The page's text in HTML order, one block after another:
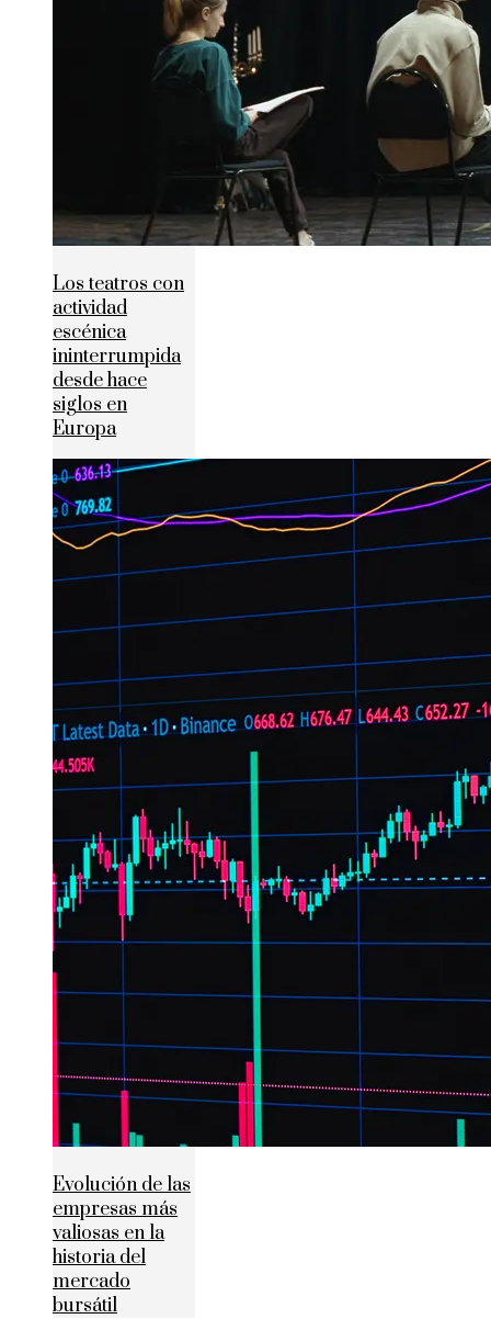
Los teatros con
actividad
escénica
ininterrumpida
desde hace
siglos en
Europa
Evolución de las
empresas más
valiosas en la
historia del
mercado
bursátil